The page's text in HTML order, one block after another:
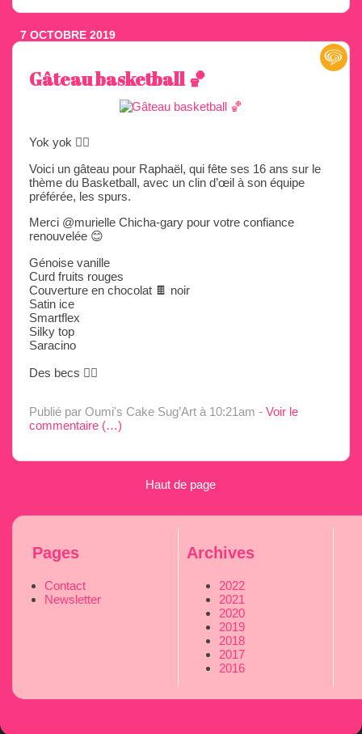
7 OCTOBRE 2019
Gâteau basketball 🏀
Yok yok 🖐🏼
Voici un gâteau pour Raphaël, qui fête ses 16 ans sur le
thème du Basketball, avec un clin d’œil à son équipe
préférée, les spurs.
Merci @murielle Chicha-gary pour votre confiance
renouvelée 😊
Génoise vanille
Curd fruits rouges
Couverture en chocolat 🍫 noir
Satin ice
Smartflex
Silky top
Saracino
Des becs ✌🏼
Publié par Oumi's Cake Sug’Art à 10:21am - Voir le
commentaire (…)
Haut de page
Pages
Contact
Newsletter
Archives
2022
2021
2020
2019
2018
2017
2016